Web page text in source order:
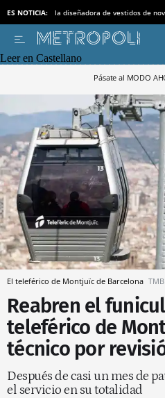
ES NOTICIA: la diseñadora de vestidos de
Leer en Castellano
Pásate al MODO
El teleférico de Montjuïc de Barcelona TMB
Reabren el
teleférico de
técnico por
Después de casi un mes de
el servicio en su totalidad